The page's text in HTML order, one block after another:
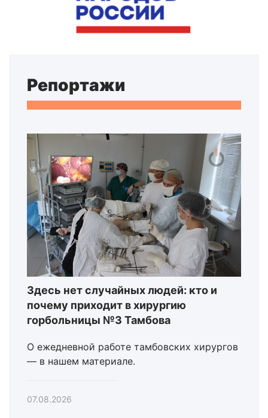
Репортажи
Здесь нет случайных людей: кто и
почему приходит в хирургию
горбольницы №3 Тамбова
О ежедневной работе тамбовских хирургов
— в нашем материале.
07.08.2026